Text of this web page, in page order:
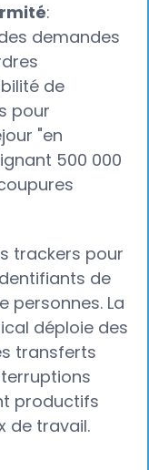
:
demandes
de
pour
"en
500 000
trackers pour
de
personnes. La
déploie des
transferts
productifs
de travail.